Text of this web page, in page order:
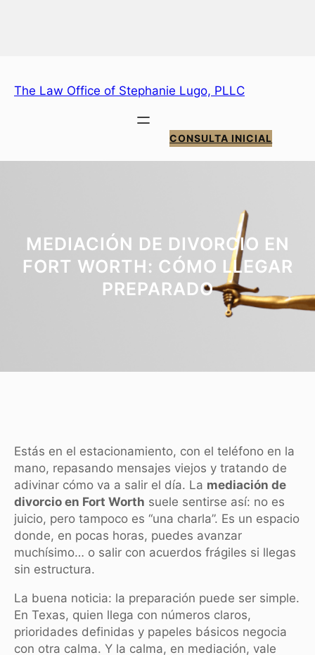
The Law Office of Stephanie Lugo, PLLC
CONSULTA INICIAL
MEDIACIÓN DE DIVORCIO EN
FORT WORTH: CÓMO LLEGAR
PREPARADO
Estás en el estacionamiento, con el teléfono en la
mano, repasando mensajes viejos y tratando de
adivinar cómo va a salir el día. La mediación de
divorcio en Fort Worth suele sentirse así: no es
juicio, pero tampoco es “una charla”. Es un espacio
donde, en pocas horas, puedes avanzar
muchísimo… o salir con acuerdos frágiles si llegas
sin estructura.
La buena noticia: la preparación puede ser simple.
En Texas, quien llega con números claros,
prioridades definidas y papeles básicos negocia
con otra calma. Y la calma, en mediación, vale